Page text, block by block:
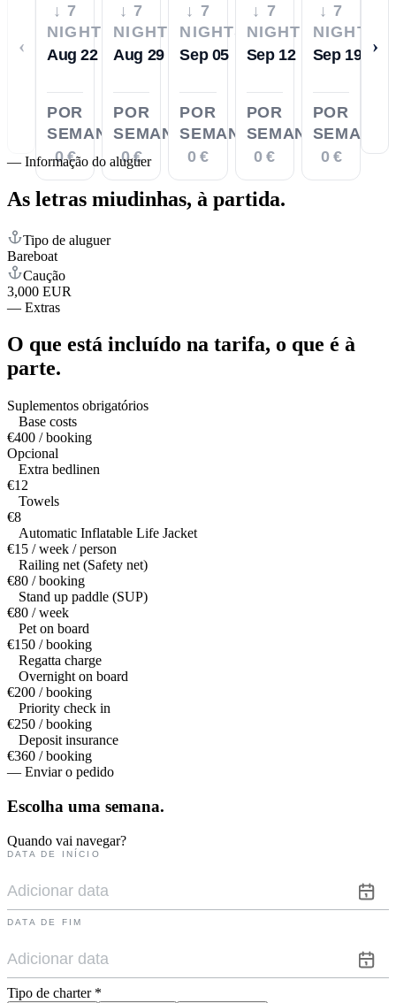
‹
↓ 7
NIGHTS
Aug 22
POR
SEMANA
0 €
↓ 7
NIGHTS
Aug 29
POR
SEMANA
0 €
↓ 7
NIGHTS
Sep 05
POR
SEMANA
0 €
↓ 7
NIGHTS
Sep 12
POR
SEMANA
0 €
↓ 7
NIGHTS
Sep 19
POR
SEMANA
0 €
›
— Informação do aluguer
As letras miudinhas, à partida.
Tipo de aluguer
Bareboat
Caução
3,000 EUR
— Extras
O que está incluído na tarifa, o que é à
parte.
Suplementos obrigatórios
Base costs
€400 / booking
Opcional
Extra bedlinen
€12
Towels
€8
Automatic Inflatable Life Jacket
€15 / week / person
Railing net (Safety net)
€80 / booking
Stand up paddle (SUP)
€80 / week
Pet on board
€150 / booking
Regatta charge
Overnight on board
€200 / booking
Priority check in
€250 / booking
Deposit insurance
€360 / booking
— Enviar o pedido
Escolha uma semana.
Quando vai navegar?
DATA DE INÍCIO
DATA DE FIM
Tipo de charter *